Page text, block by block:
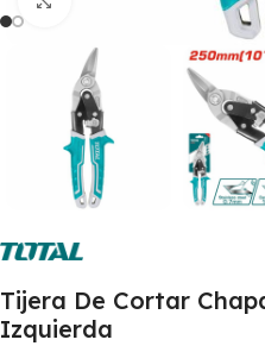
Tijera De Cortar
Izquierda